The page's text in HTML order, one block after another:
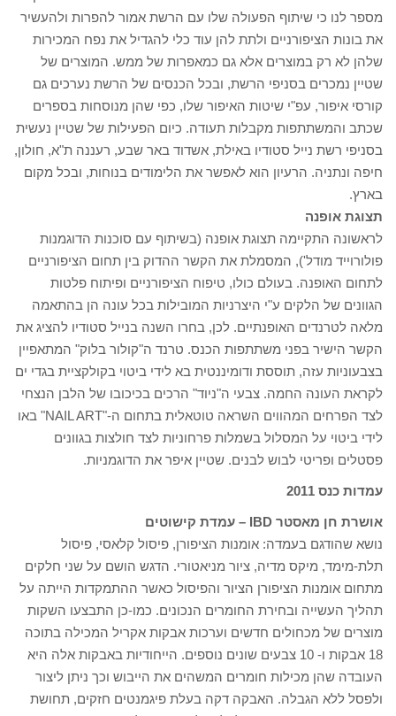
מספר לנו כי שיתוף הפעולה שלו עם הרשת אמור להפרות ולהעשיר
את בונות הציפורניים ולתת להן עוד כלי להגדיל את נפח המכירות
שלהן לא רק במוצרים אלא גם כמאפרות של ממש. המוצרים של
שטיין נמכרים בסניפי הרשת, ובכל הכנסים של הרשת נערכים גם
קורסי איפור, עפ"י שיטות האיפור שלו, כפי שהן מנוסחות בספרים
שכתב והמשתתפות מקבלות תעודה. כיום הפעילות של שטיין נעשית
בסניפי רשת נייל סטודיו באילת, אשדוד באר שבע, רעננה ת"א, חולון,
חיפה ונתניה. הרעיון הוא לאפשר את הלימודים בנוחות, ובכל מקום
בארץ.
תצוגת אופנה
לראשונה התקיימה תצוגת אופנה (בשיתוף עם סוכנות הדוגמנות
פולורוייד מודל'), המסמלת את הקשר ההדוק בין תחום הציפורניים
לתחום האופנה. בעולם כולו, טיפוח הציפורניים ופיתוח פלטות
הגוונים של הלקים ע"י היצרניות המובילות בכל עונה הן בהתאמה
מלאה לטרנדים האופנתיים. לכן, בחרו השנה בנייל סטודיו להציג את
הקשר הישיר בפני משתתפות הכנס. טרנד ה"קולור בלוק" המתאפיין
בצבעוניות עזה, תוססת ודומיננטית בא לידי ביטוי בקולקציית בגדי ים
לקראת העונה החמה. צבעי ה"ניוד" הרכים בכיכובו של הלבן הנצחי
לצד הפרחים המהווים השראה טוטאלית בתחום ה-"NAIL ART" באו
לידי ביטוי על המסלול בשמלות פרחוניות לצד חולצות בגוונים
פסטלים ופריטי לבוש לבנים. שטיין איפר את הדוגמניות.
עמדות כנס 2011
אושרת חן מאסטר IBD – עמדת קישוטים
נושא שהודגם בעמדה: אומנות הציפורן, פיסול קלאסי, פיסול
תלת-מימד, מיקס מדיה, ציור מניאטורי. הדגש הושם על שני חלקים
מתחום אומנות הציפורן הציור והפיסול כאשר ההתמקדות הייתה על
תהליך העשייה ובחירת החומרים הנכונים. כמו-כן התבצעו השקות
מוצרים של מכחולים חדשים וערכות אבקות אקריל המכילה בתוכה
18 אבקות ו- 10 צבעים שונים נוספים. הייחודיות באבקות אלה היא
העובדה שהן מכילות חומרים המשהים את הייבוש וכך ניתן ליצור
ולפסל ללא הגבלה. האבקה דקה בעלת פיגמנטים חזקים, תחושת